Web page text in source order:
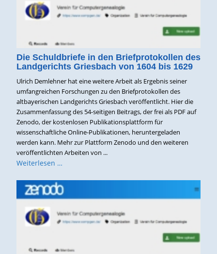
Die Schuldbriefe in den Briefprotokollen des
Landgerichts Griesbach von 1604 bis 1629
Ulrich Demlehner hat eine weitere Arbeit als Ergebnis seiner
umfangreichen Forschungen zu den Briefprotokollen des
altbayerischen Landgerichts Griesbach veröffentlicht. Hier die
Zusammenfassung des 54-seitigen Beitrags, der frei als PDF auf
Zenodo, der kostenlosen Publikationsplattform für
wissenschaftliche Online-Publikationen, heruntergeladen
werden kann. Mehr zur Plattform Zenodo und den weiteren
veröffentlichten Arbeiten von ...
Weiterlesen …